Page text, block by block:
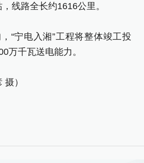
线路全长约1616公里。
“宁电入湘”工程将整体竣工投
万千瓦送电能力。
）